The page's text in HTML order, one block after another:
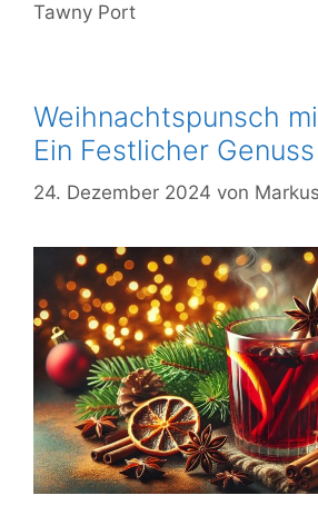
Tawny Port
Weihnachtspunsch
Ein Festlicher Genuss
24. Dezember 2024 von Markus